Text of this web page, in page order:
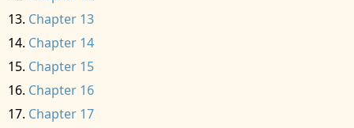
Chapter 13
Chapter 14
Chapter 15
Chapter 16
Chapter 17